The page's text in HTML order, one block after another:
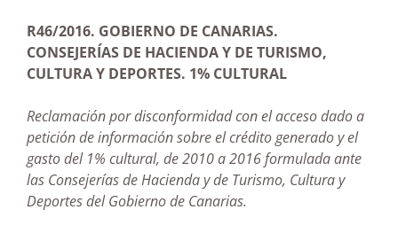
R46/2016. GOBIERNO DE CANARIAS.
CONSEJERÍAS DE HACIENDA Y DE TURISMO,
CULTURA Y DEPORTES. 1% CULTURAL
Reclamación por disconformidad con el acceso dado a
petición de información sobre el crédito generado y el
gasto del 1% cultural, de 2010 a 2016 formulada ante
las Consejerías de Hacienda y de Turismo, Cultura y
Deportes del Gobierno de Canarias.